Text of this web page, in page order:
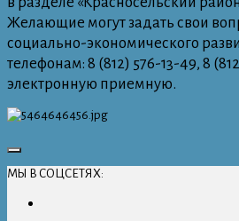
Желающие могут задать свои
социально-экономического
телефонам: 8 (812) 576-13-49, 8
электронную приемную.
МЫ В СОЦСЕТЯХ: